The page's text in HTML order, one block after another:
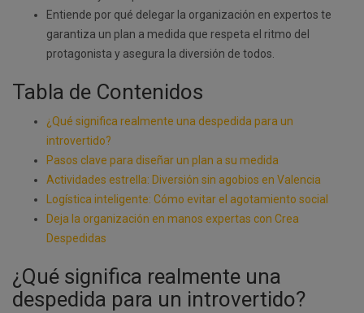
Entiende por qué delegar la organización en expertos te
garantiza un plan a medida que respeta el ritmo del
protagonista y asegura la diversión de todos.
Tabla de Contenidos
¿Qué significa realmente una despedida para un
introvertido?
Pasos clave para diseñar un plan a su medida
Actividades estrella: Diversión sin agobios en Valencia
Logística inteligente: Cómo evitar el agotamiento social
Deja la organización en manos expertas con Crea
Despedidas
¿Qué significa realmente una
despedida para un introvertido?